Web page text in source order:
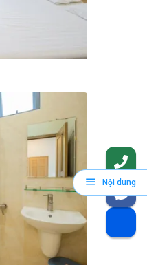
Nội dung